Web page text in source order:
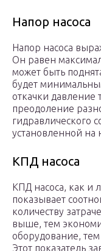
Напор насоса
Напор насоса
Он равен
может быть
будет
откачки давление
преодоление
гидравлического
установленной на
КПД насоса
КПД насоса, как и
показывает
количеству
выше, тем
оборудование,
Этот показатель